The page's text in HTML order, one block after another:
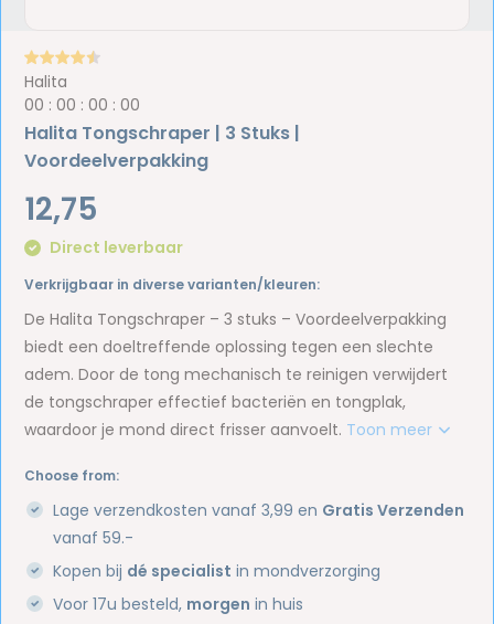
Halita
00 :00 :00 :00
Halita Tongschraper | 3 Stuks |
Voordeelverpakking
12,75
Direct leverbaar
Verkrijgbaar in diverse varianten/kleuren:
De Halita Tongschraper – 3 stuks – Voordeelverpakking
biedt een doeltreffende oplossing tegen een slechte
adem. Door de tong mechanisch te reinigen verwijdert
de tongschraper effectief bacteriën en tongplak,
waardoor je mond direct frisser aanvoelt. Toon meer
Choose from:
Lage verzendkosten vanaf 3,99 en Gratis Verzenden
vanaf 59.-
Kopen bij dé specialist in mondverzorging
Voor 17u besteld, morgen in huis